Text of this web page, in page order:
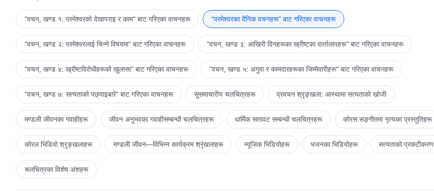
बाँधिने भए तापनि, मानिसले आफूले पूरा गर्नुपर्ने कर्तव्यलाई पूरा गर्नैपर्छ र उसले जे गर्नु आवश्यक छ त्यो गर्नैपर्छ। मानिसले आफ्‍नो कर्तव्यलाई पूरा गर्नको
लागि मानवीय रूपमा सम्‍भव भएको सबै कुराहरू गर्नुपर्छ, र उसले कुनै कुरा पनि बाँकी राख्‍नु हुँदैन।
“वचन, खण्ड १: परमेश्‍वरको देखापराइ र काम” बाट गरिएका वाचनहरू “परमेश्‍वरका दैनिक वचनहरू” बाट गरिएका वाचनहरू
“वचन, खण्ड २: परमेश्‍वरलाई चिन्‍ने विषयमा” बाट गरिएका वाचनहरू “वचन, खण्ड ३: आखिरी दिनहरूका ख्रीष्टका वार्तालापहरू” बाट गरिएका वाचनहरू
“वचन, खण्ड ४: ख्रीष्टविरोधीहरूको खुलासा” बाट गरिएका वाचनहरू “वचन, खण्ड ५: अगुवा र कामदारहरूका जिम्‍मेवारीहरू” बाट गरिएका वाचनहरू
“वचन, खण्ड ७: सत्यताको पछ्याइबारे” बाट गरिएका वाचनहरू सुसमाचारीय चलचित्रहरू प्रवचन श्रृङ्खला: आस्थामा सत्यताको खोजी
मण्डली जीवनका गवाहीहरू जीवन अनुभवका गवाहीसम्‍बन्धी चलचित्रहरू धार्मिक सतावट सम्‍बन्धी चलचित्रहरू कोरस सङ्गीतमा नृत्यका प्रस्तुतिहरू
कोरल भिडियो श्रृङ्खलाहरू मण्डली जीवन—विभिन्‍न कार्यक्रम श्रृंखलाहरू म्यूजिक भिडियोहरू भजनका भिडियोहरू सत्यताको प्रकटीकरण
चलचित्रका विशेष अंशहरू